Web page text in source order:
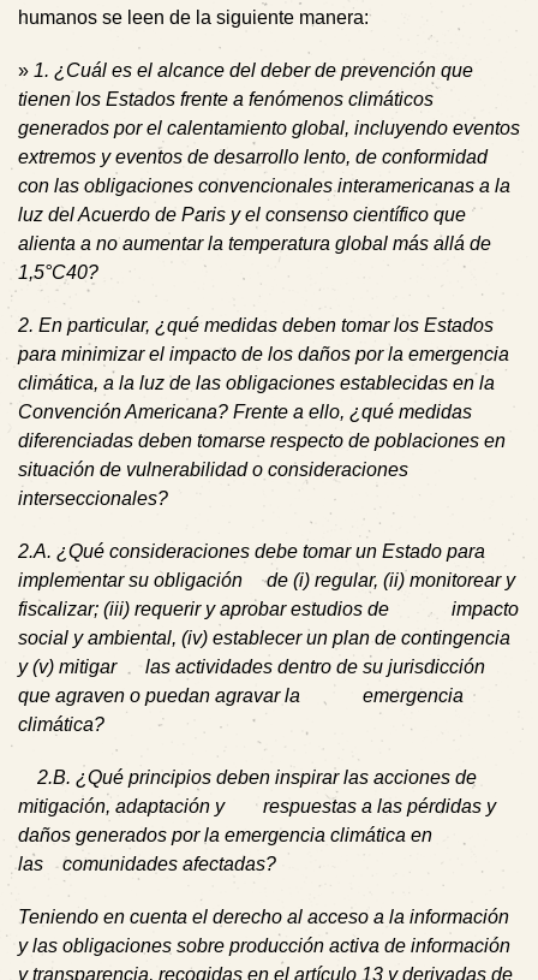
humanos se leen de la siguiente manera:
» 1. ¿Cuál es el alcance del deber de prevención que
tienen los Estados frente a fenómenos climáticos
generados por el calentamiento global, incluyendo eventos
extremos y eventos de desarrollo lento, de conformidad
con las obligaciones convencionales interamericanas a la
luz del Acuerdo de Paris y el consenso científico que
alienta a no aumentar la temperatura global más allá de
1,5°C40?
2. En particular, ¿qué medidas deben tomar los Estados
para minimizar el impacto de los daños por la emergencia
climática, a la luz de las obligaciones establecidas en la
Convención Americana? Frente a ello, ¿qué medidas
diferenciadas deben tomarse respecto de poblaciones en
situación de vulnerabilidad o consideraciones
interseccionales?
2.A. ¿Qué consideraciones debe tomar un Estado para
implementar su obligación de (i) regular, (ii) monitorear y
fiscalizar; (iii) requerir y aprobar estudios de impacto
social y ambiental, (iv) establecer un plan de contingencia
y (v) mitigar las actividades dentro de su jurisdicción
que agraven o puedan agravar la emergencia
climática?
2.B. ¿Qué principios deben inspirar las acciones de
mitigación, adaptación y respuestas a las pérdidas y
daños generados por la emergencia climática en
las comunidades afectadas?
Teniendo en cuenta el derecho al acceso a la información
y las obligaciones sobre producción activa de información
y transparencia, recogidas en el artículo 13 y derivadas de